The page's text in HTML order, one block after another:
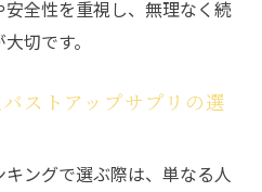
全性を重視し、無理なく続
切です。
ストアップサプリの選
ングで選ぶ際は、単なる人